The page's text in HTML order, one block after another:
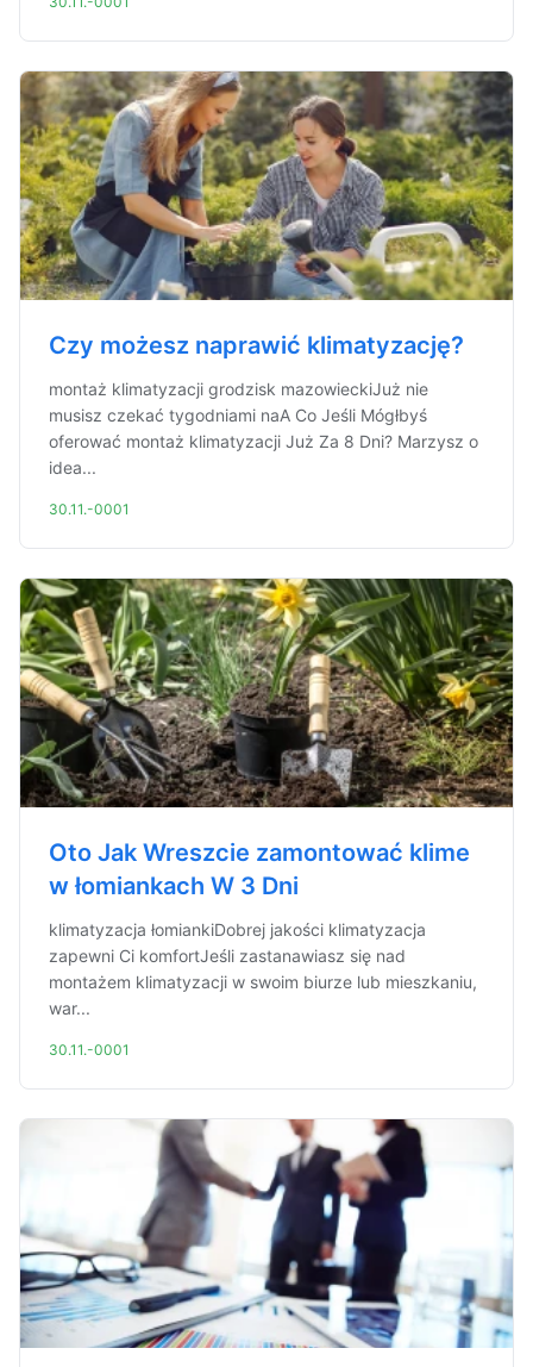
Czy możesz naprawić klimatyzację?
montaż klimatyzacji grodzisk mazowieckiJuż nie
musisz czekać tygodniami naA Co Jeśli Mógłbyś
oferować montaż klimatyzacji Już Za 8 Dni? Marzysz o
idea...
30.11.-0001
Oto Jak Wreszcie zamontować klime
w łomiankach W 3 Dni
klimatyzacja łomiankiDobrej jakości klimatyzacja
zapewni Ci komfortJeśli zastanawiasz się nad
montażem klimatyzacji w swoim biurze lub mieszkaniu,
war...
30.11.-0001